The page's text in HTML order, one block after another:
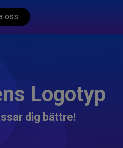
oss
Logotyp
dig bättre!